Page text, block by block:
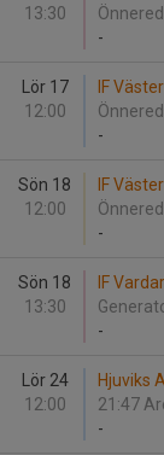
13:30
-
Lör 17
12:00
IF
-
Sön 18
12:00
IF
-
Sön 18
13:30
IF
-
Lör 24
12:00
Hjuviks
21:47
-